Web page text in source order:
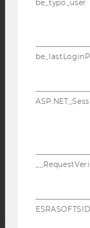
be_typo_user
ESRASOFTSID